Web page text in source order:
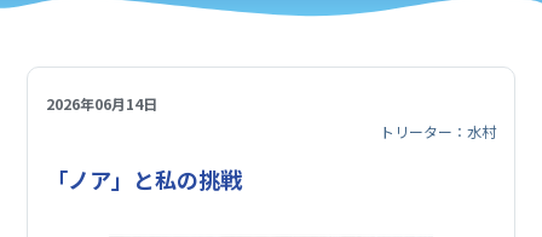
2026年06月14日
トリーター：水村
「ノア」と私の挑戦